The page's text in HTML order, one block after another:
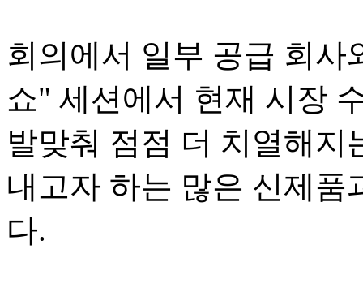
회의에서 일부 공급 회
쇼" 세션에서 현재 시장
발맞춰 점점 더 치열해
내고자 하는 많은 신제품
다.